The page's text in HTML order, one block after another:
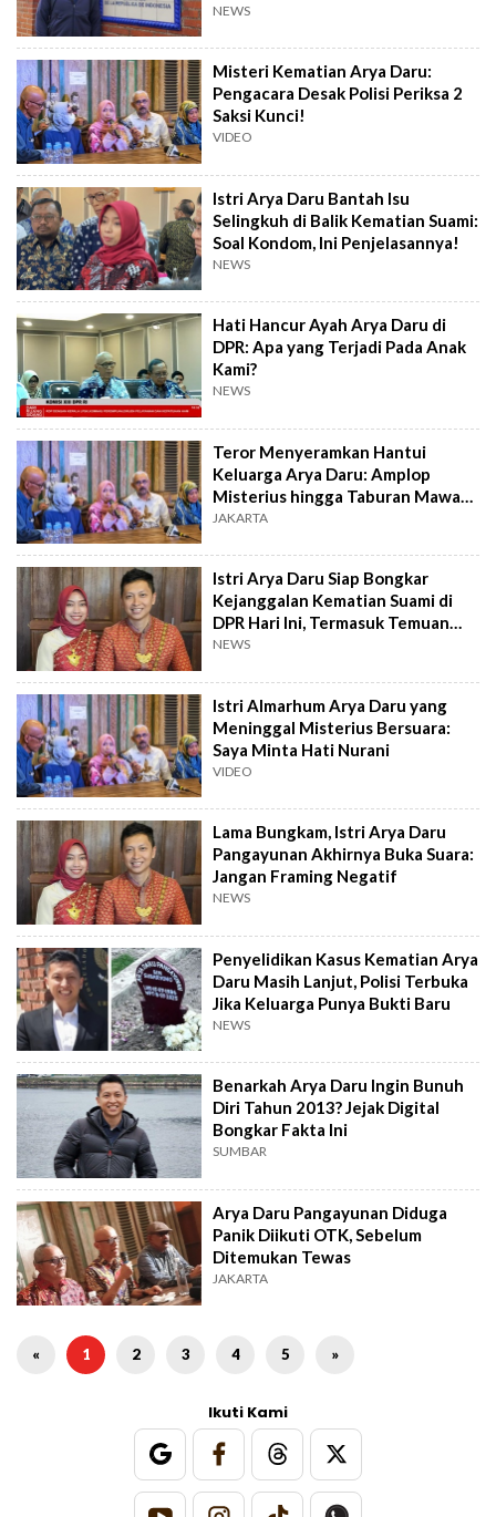
NEWS
Misteri Kematian Arya Daru:
Pengacara Desak Polisi Periksa 2
Saksi Kunci!
VIDEO
Istri Arya Daru Bantah Isu
Selingkuh di Balik Kematian Suami:
Soal Kondom, Ini Penjelasannya!
NEWS
Hati Hancur Ayah Arya Daru di
DPR: Apa yang Terjadi Pada Anak
Kami?
NEWS
Teror Menyeramkan Hantui
Keluarga Arya Daru: Amplop
Misterius hingga Taburan Mawar
Merah
JAKARTA
Istri Arya Daru Siap Bongkar
Kejanggalan Kematian Suami di
DPR Hari Ini, Termasuk Temuan
Kondom
NEWS
Istri Almarhum Arya Daru yang
Meninggal Misterius Bersuara:
Saya Minta Hati Nurani
VIDEO
Lama Bungkam, Istri Arya Daru
Pangayunan Akhirnya Buka Suara:
Jangan Framing Negatif
NEWS
Penyelidikan Kasus Kematian Arya
Daru Masih Lanjut, Polisi Terbuka
Jika Keluarga Punya Bukti Baru
NEWS
Benarkah Arya Daru Ingin Bunuh
Diri Tahun 2013? Jejak Digital
Bongkar Fakta Ini
SUMBAR
Arya Daru Pangayunan Diduga
Panik Diikuti OTK, Sebelum
Ditemukan Tewas
JAKARTA
« 1 2 3 4 5 »
Ikuti Kami